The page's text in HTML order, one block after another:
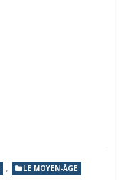
, LE MOYEN-ÂGE